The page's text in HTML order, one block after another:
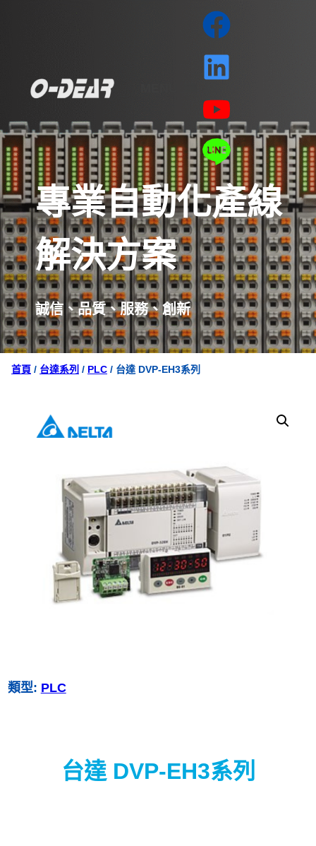
專業自動化產線
解決方案
誠信、品質、服務、創新
首頁 / 台達系列 / PLC / 台達 DVP-EH3系列
類型: PLC
台達 DVP-EH3系列